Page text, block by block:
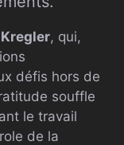
, qui,
défis hors de
souffle
le travail
de la